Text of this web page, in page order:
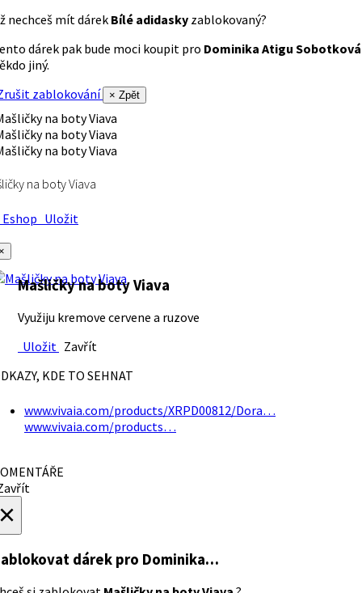
nechceš mít dárek Bílé adidasky zablokovaný?
dárek pak bude moci koupit pro Dominika Atigu Sobotková
jiný.
zablokování
× Zpět
na boty Viava
Uložit
Mašličky na boty Viava
Využiju kremove cervene a ruzove
Uložit Zavřít
KDE TO SEHNAT
www.vivaia.com/products/XRPD00812/Dora…
www.vivaia.com/products…
dárek pro Dominika…